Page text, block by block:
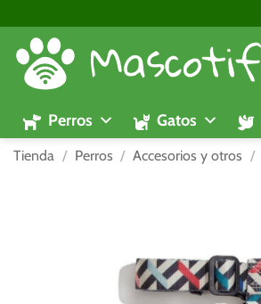
al
contenido
Perros Gatos
Tienda / Perros / Accesorios y otros /